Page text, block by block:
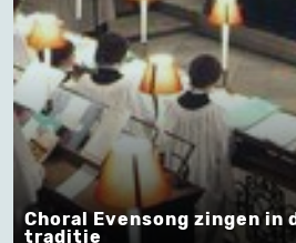
Choral Evensong zingen in
traditie